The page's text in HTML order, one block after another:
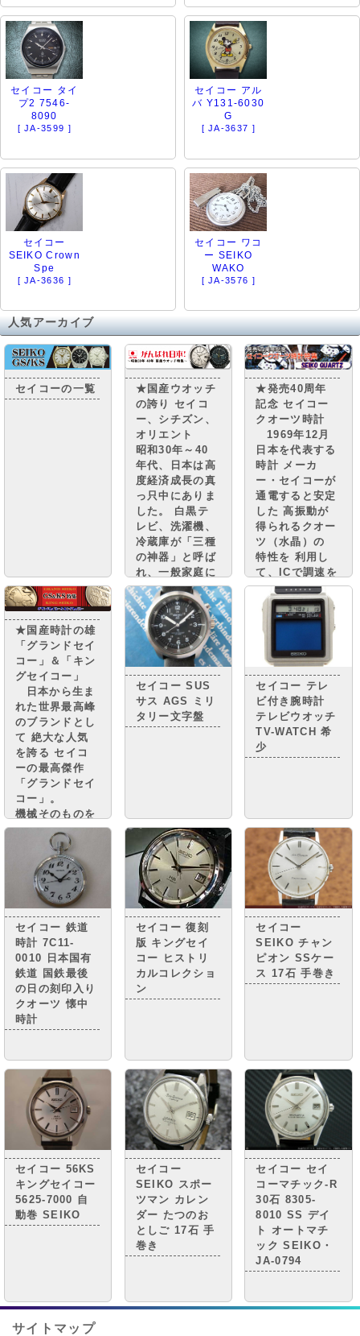
セイコー タイ
プ2 7546-
8090
[ JA-3599 ]
セイコー アル
バ Y131-6030
G
[ JA-3637 ]
セイコー
SEIKO Crown
Spe
[ JA-3636 ]
セイコー ワコ
ー SEIKO
WAKO
[ JA-3576 ]
人気アーカイブ
セイコーの一覧
★国産ウオッチ
の誇り セイコ
ー、シチズン、
オリエント
昭和30年～40
年代、日本は高
度経済成長の真
っ只中にありま
した。 白黒テ
レビ、洗濯機、
冷蔵庫が「三種
の神器」と呼ば
れ、一般家庭に
普及。 街には
小さな憧れのマ
イカーが走り、
国民は豊かさの
実感と 自信を
取り戻しつつあ
りまし
た。・・・・
★発売40周年
記念 セイコー
クオーツ時計
1969年12月
日本を代表する
時計 メーカ
ー・セイコーが
通電すると安定
した 高振動が
得られるクオー
ツ（水晶）の
特性を 利用し
て、ICで調速を
行い、モーター
で針を動かす
機構を搭載した
クオーツ時計
“セイコークオ
ーツアストロ
ン”を 世界に先
駆けて発売しま
した。
★国産時計の雄
「グランドセイ
コー」＆「キン
グセイコー」
日本から生ま
れた世界最高峰
のブランドとし
て 絶大な人気
を誇る セイコ
ーの最高傑作
「グランドセイ
コー」。
機械そのものを
グランドセイコ
ーに準じながら
精度調整を簡略
化し グランド
セイコーに次ぐ
高級腕時計とさ
れる 「キング
セイコー」。
セイコー SUS
サス AGS ミリ
タリー文字盤
セイコー テレ
ビ付き腕時計
テレビウオッチ
TV-WATCH 希
少
セイコー 鉄道
時計 7C11-
0010 日本国有
鉄道 国鉄最後
の日の刻印入り
クオーツ 懐中
時計
セイコー 復刻
版 キングセイ
コー ヒストリ
カルコレクショ
ン
セイコー
SEIKO チャン
ピオン SSケー
ス 17石 手巻き
セイコー 56KS
キングセイコー
5625-7000 自
動巻 SEIKO
セイコー
SEIKO スポー
ツマン カレン
ダー たつのお
としご 17石 手
巻き
セイコー セイ
コーマチック-R
30石 8305-
8010 SS デイ
ト オートマチ
ック SEIKO・
JA-0794
サイトマップ